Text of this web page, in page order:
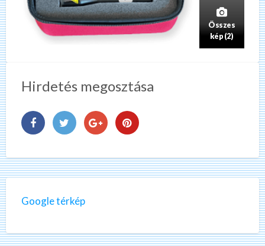
Összes
kép (2)
Hirdetés megosztása
Google térkép